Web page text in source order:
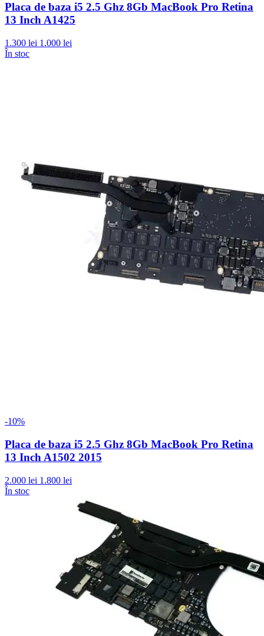
Placa de baza i5 2.5 Ghz 8Gb MacBook Pro Retina
13 Inch A1425
1.300 lei 1.000 lei
În stoc
-10%
Placa de baza i5 2.5 Ghz 8Gb MacBook Pro Retina
13 Inch A1502 2015
2.000 lei 1.800 lei
În stoc